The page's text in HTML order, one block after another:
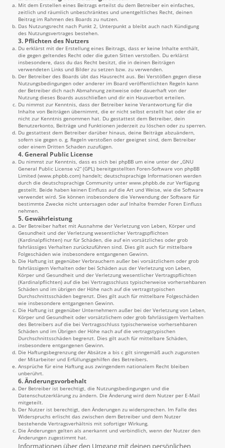
Mit dem Erstellen eines Beitrags erteilst du dem Betreiber ein einfaches,
zeitlich und räumlich unbeschränktes und unentgeltliches Recht, deinen
Beitrag im Rahmen des Boards zu nutzen.
Das Nutzungsrecht nach Punkt 2, Unterpunkt a bleibt auch nach Kündigung
des Nutzungsvertrages bestehen.
3. Pflichten des Nutzers
Du erklärst mit der Erstellung eines Beitrags, dass er keine Inhalte enthält,
die gegen geltendes Recht oder die guten Sitten verstoßen. Du erklärst
insbesondere, dass du das Recht besitzt, die in deinen Beiträgen
verwendeten Links und Bilder zu setzen bzw. zu verwenden.
Der Betreiber des Boards übt das Hausrecht aus. Bei Verstößen gegen diese
Nutzungsbedingungen oder anderer im Board veröffentlichten Regeln kann
der Betreiber dich nach Abmahnung zeitweise oder dauerhaft von der
Nutzung dieses Boards ausschließen und dir ein Hausverbot erteilen.
Du nimmst zur Kenntnis, dass der Betreiber keine Verantwortung für die
Inhalte von Beiträgen übernimmt, die er nicht selbst erstellt hat oder die er
nicht zur Kenntnis genommen hat. Du gestattest dem Betreiber, dein
Benutzerkonto, Beiträge und Funktionen jederzeit zu löschen oder zu sperren.
Du gestattest dem Betreiber darüber hinaus, deine Beiträge abzuändern,
sofern sie gegen o. g. Regeln verstoßen oder geeignet sind, dem Betreiber
oder einem Dritten Schaden zuzufügen.
4. General Public License
Du nimmst zur Kenntnis, dass es sich bei phpBB um eine unter der „GNU
General Public License v2“ (GPL) bereitgestellten Foren-Software von phpBB
Limited (www.phpbb.com) handelt; deutschsprachige Informationen werden
durch die deutschsprachige Community unter www.phpbb.de zur Verfügung
gestellt. Beide haben keinen Einfluss auf die Art und Weise, wie die Software
verwendet wird. Sie können insbesondere die Verwendung der Software für
bestimmte Zwecke nicht untersagen oder auf Inhalte fremder Foren Einfluss
nehmen.
5. Gewährleistung
Der Betreiber haftet mit Ausnahme der Verletzung von Leben, Körper und
Gesundheit und der Verletzung wesentlicher Vertragspflichten
(Kardinalpflichten) nur für Schäden, die auf ein vorsätzliches oder grob
fahrlässiges Verhalten zurückzuführen sind. Dies gilt auch für mittelbare
Folgeschäden wie insbesondere entgangenen Gewinn.
Die Haftung ist gegenüber Verbrauchern außer bei vorsätzlichem oder grob
fahrlässigem Verhalten oder bei Schäden aus der Verletzung von Leben,
Körper und Gesundheit und der Verletzung wesentlicher Vertragspflichten
(Kardinalpflichten) auf die bei Vertragsschluss typischerweise vorhersehbaren
Schäden und im übrigen der Höhe nach auf die vertragstypischen
Durchschnittsschäden begrenzt. Dies gilt auch für mittelbare Folgeschäden
wie insbesondere entgangenen Gewinn.
Die Haftung ist gegenüber Unternehmern außer bei der Verletzung von Leben,
Körper und Gesundheit oder vorsätzlichem oder grob fahrlässigem Verhalten
des Betreibers auf die bei Vertragsschluss typischerweise vorhersehbaren
Schäden und im Übrigen der Höhe nach auf die vertragstypischen
Durchschnittsschäden begrenzt. Dies gilt auch für mittelbare Schäden,
insbesondere entgangenen Gewinn.
Die Haftungsbegrenzung der Absätze a bis c gilt sinngemäß auch zugunsten
der Mitarbeiter und Erfüllungsgehilfen des Betreibers.
Ansprüche für eine Haftung aus zwingendem nationalem Recht bleiben
unberührt.
6. Änderungsvorbehalt
Der Betreiber ist berechtigt, die Nutzungsbedingungen und die
Datenschutzerklärung zu ändern. Die Änderung wird dem Nutzer per E-Mail
mitgeteilt.
Der Nutzer ist berechtigt, den Änderungen zu widersprechen. Im Falle des
Widerspruchs erlischt das zwischen dem Betreiber und dem Nutzer
bestehende Vertragsverhältnis mit sofortiger Wirkung.
Die Änderungen gelten als anerkannt und verbindlich, wenn der Nutzer den
Änderungen zugestimmt hat.
Informationen über den Umgang mit deinen persönlichen